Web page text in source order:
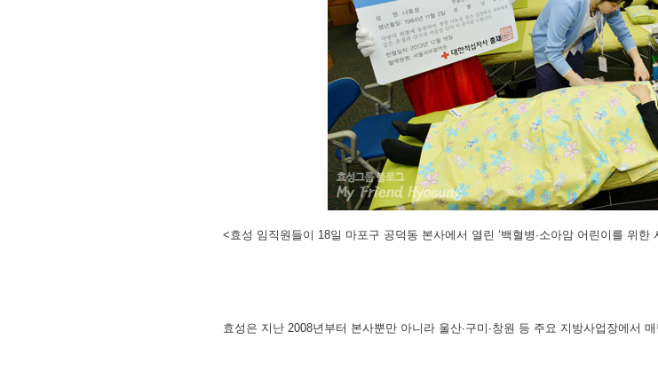
<효성 임직원들이 18일 마포구 공덕동 본사에서 열린 ‘백혈병∙소아암 어린이를 위한
효성은 지난 2008년부터 본사뿐만 아니라 울산∙구미∙창원 등 주요 지방사업장에서